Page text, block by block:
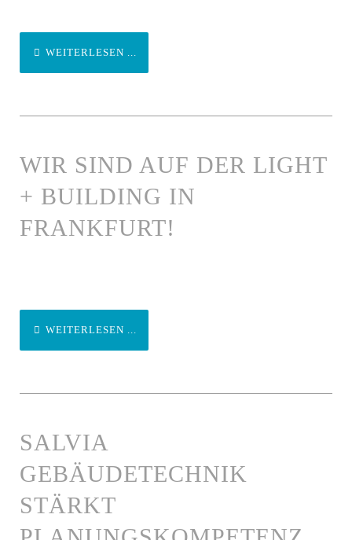
WEITERLESEN ...
WIR SIND AUF DER LIGHT
+ BUILDING IN
FRANKFURT!
WEITERLESEN ...
SALVIA
GEBÄUDETECHNIK
STÄRKT